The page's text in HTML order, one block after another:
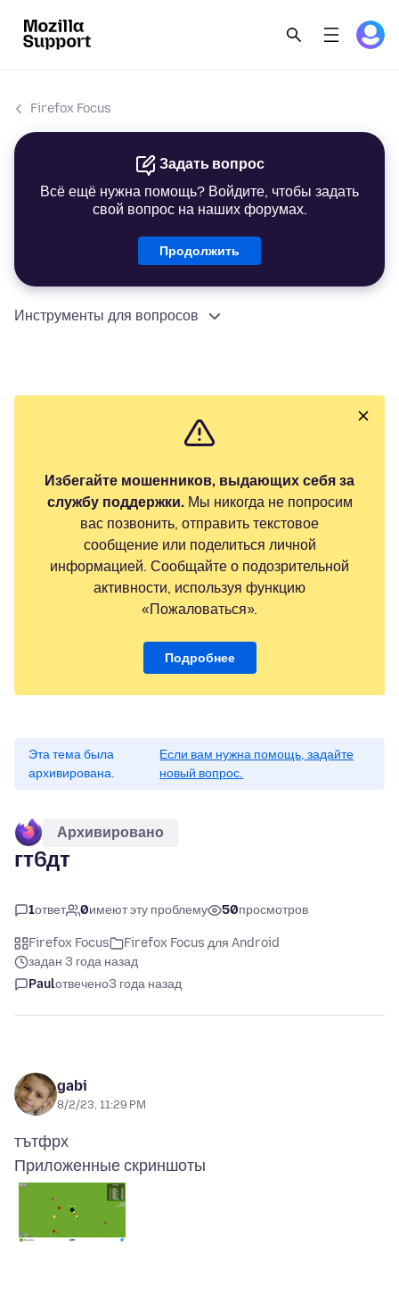
Firefox Focus
Задать вопрос
Всё ещё нужна помощь? Войдите, чтобы задать
свой вопрос на наших форумах.
Продолжить
Инструменты для вопросов
Избегайте мошенников, выдающих себя за
службу поддержки.Мы никогда не попросим
вас позвонить, отправить текстовое
сообщение или поделиться личной
информацией. Сообщайте о подозрительной
активности, используя функцию
«Пожаловаться».
Подробнее
Эта тема была
архивирована.
Если вам нужна помощь, задайте
новый вопрос.
Архивировано
гт6дт
1ответ 0имеют эту проблему 50просмотров
Firefox Focus
Firefox Focus для Android
задан 3 года назад
Paulотвечено3 года назад
gabi
8/2/23, 11:29 PM
Приложенные скриншоты